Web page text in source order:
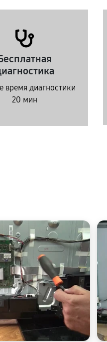
время диагностики
20 мин